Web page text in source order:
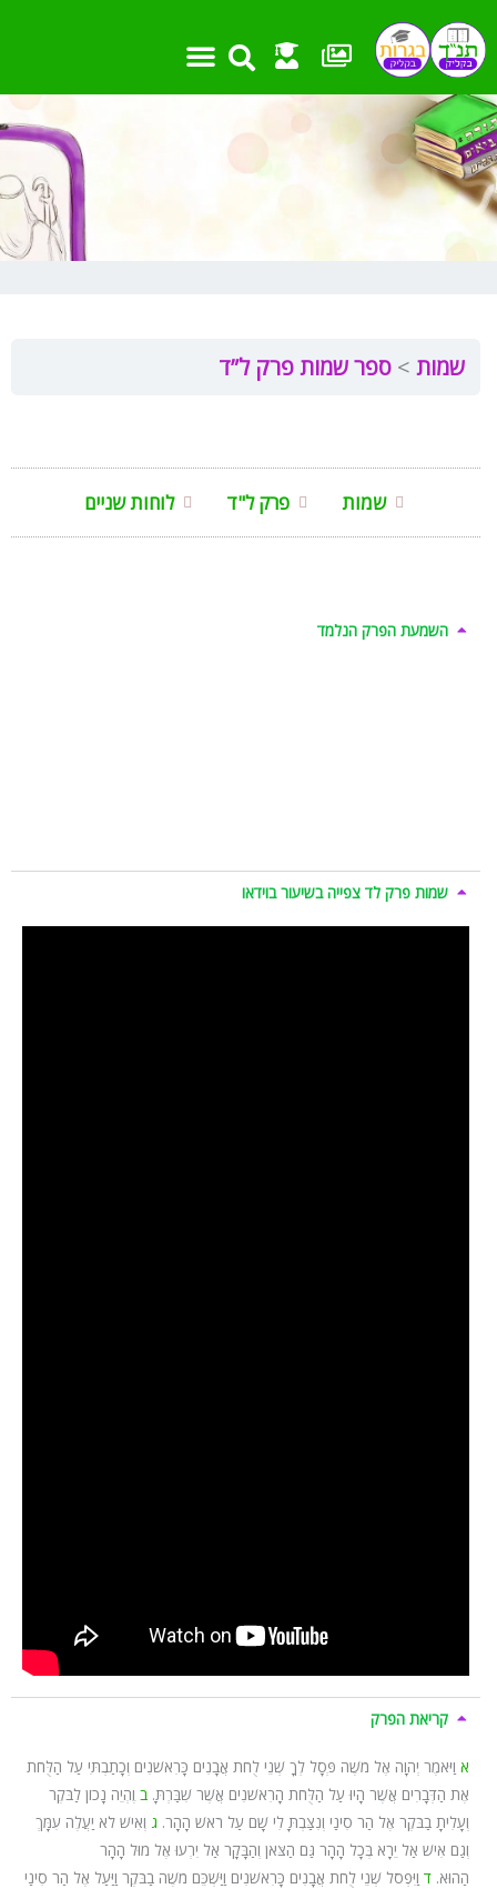
לתוכן
שמות ספר שמות פרק ל”ד
שמות פרק ל"ד לוחות שניים
השמעת הפרק הנלמד
שמות פרק לד צפייה בשיעור בוידאו
קריאת הפרק
א וַיֹּאמֶר יְהוָה אֶל מֹשֶׁה פְּסָל לְךָ שְׁנֵי לֻחֹת אֲבָנִים כָּרִאשֹׁנִים וְכָתַבְתִּי עַל הַלֻּחֹת
אֶת הַדְּבָרִים אֲשֶׁר הָיוּ עַל הַלֻּחֹת הָרִאשֹׁנִים אֲשֶׁר שִׁבַּרְתָּ. ב וֶהְיֵה נָכוֹן לַבֹּקֶר
וְעָלִיתָ בַבֹּקֶר אֶל הַר סִינַי וְנִצַּבְתָּ לִי שָׁם עַל רֹאשׁ הָהָר. ג וְאִישׁ לֹא יַעֲלֶה עִמָּךְ
וְגַם אִישׁ אַל יֵרָא בְּכָל הָהָר גַּם הַצֹּאן וְהַבָּקָר אַל יִרְעוּ אֶל מוּל הָהָר
הַהוּא. ד וַיִּפְסֹל שְׁנֵי לֻחֹת אֲבָנִים כָּרִאשֹׁנִים וַיַּשְׁכֵּם מֹשֶׁה בַבֹּקֶר וַיַּעַל אֶל הַר סִינַי